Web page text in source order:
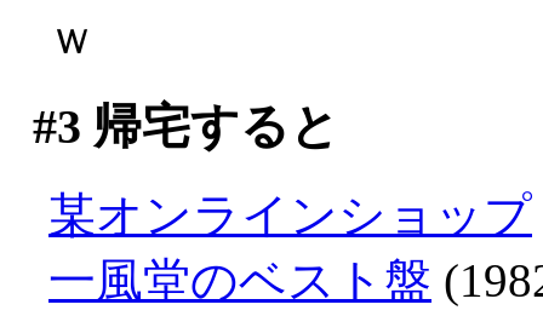
ｗ
#3 帰宅すると
某オンラインショップ
一風堂のベスト盤